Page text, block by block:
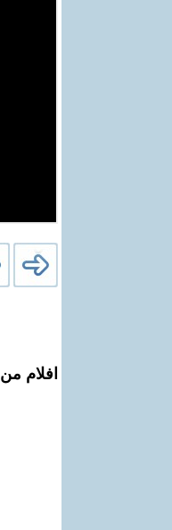
افلام